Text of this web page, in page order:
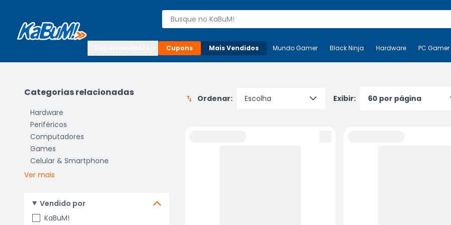
Buscar produtos
Cupons Mais Vendidos Mais-v- Mundo Gamer Black Ninja Hardware
Mundo Gamer Black Ninja Hardware PC Gamer
Categorias relacionadas
Hardware
Periféricos
Computadores
Games
Celular & Smartphone
Ver mais
Vendido por
KaBuM!
Ordenar: Exibir: